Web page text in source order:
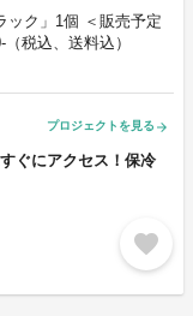
ック」1個 ＜販売予定
税込、送料込）
プロジェクトを見る arrow_forward
ぐにアクセス！保冷
favorite